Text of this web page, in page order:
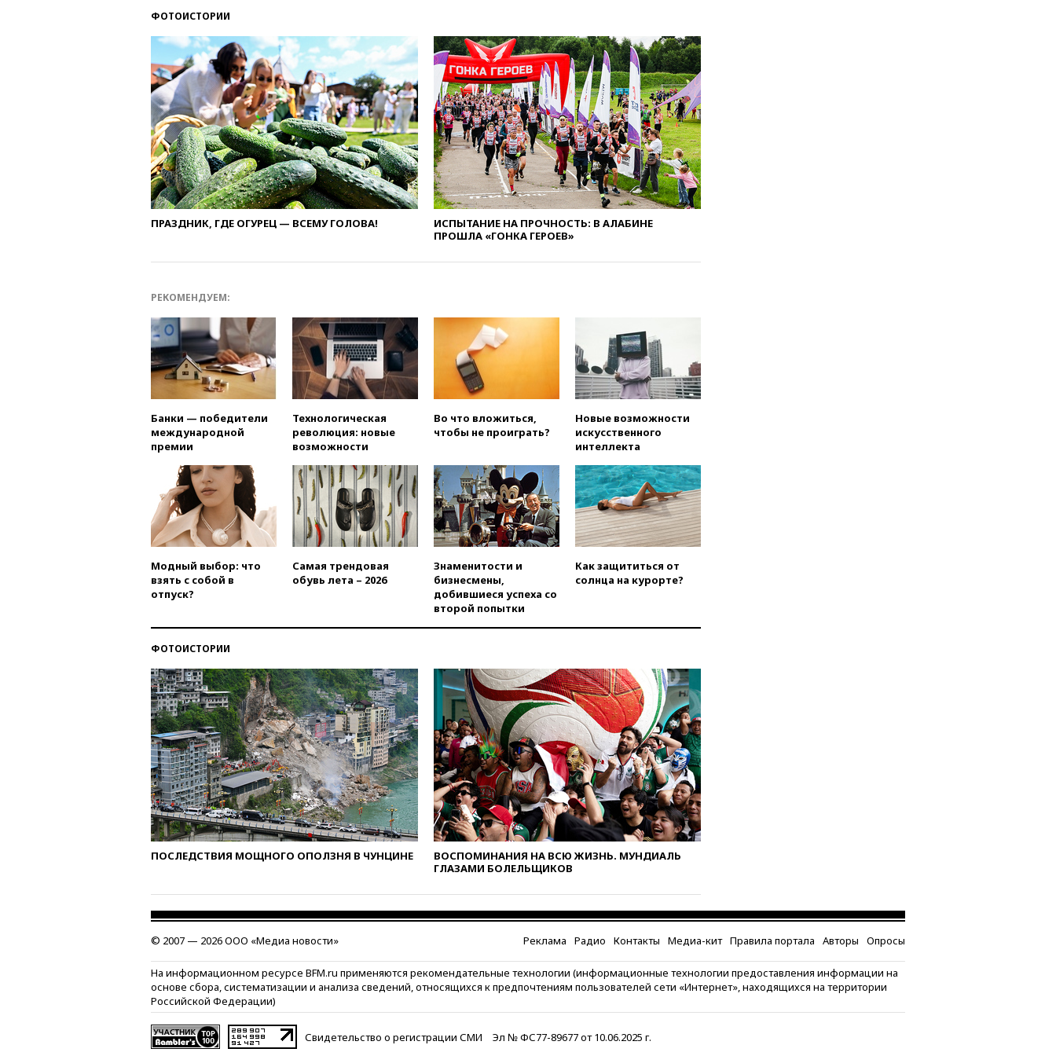
понимает сущность киевского
режима
05:10 Дом детства Нила
Армстронга впервые за 38 лет
выставили на продажу
04:00Мирошник: России стоит
быть готовой к продолжению
украинского конфликта
03:16Трамп заявил, что
предпочел бы соглашение с
02:06Лантратова: судьба
области все еще неизвестна
ресурс для Украины
Девочка с «маской
Бэтмена» показала лицо
после последней операции
вчера, 23:35Российского
арестовали в Израиле
вчера, 23:23 «Спартак»
разгромил «Оренбург» в
Кубке России
вчера, 23:00Пост Дмитриева в
X о миграционном кризисе в
Сеуте набрал миллион
просмотров
вчера, 22:49 Минпромторг:
банкротство «Кванта» не
означает прекращения
РФ
Оренбургской области
вчера, 22:22Минфин: в июле
выросли нефтегазовые
доходы российского бюджета
вчера, 22:15Аксаков: ЦБ
согласовал первый стандарт
исламского банкинга
вчера, 21:43Организаторы
«Интервидения»
подтвердили, что конкурс
пройдет в Саудовской Аравии
вчера, 21:35
искусства до 2035 года
вчера, 21:21Правительство
бензина старых
экологических классов
театральных деятелей
ФОТОИСТОРИИ
ПРАЗДНИК, ГДЕ ОГУРЕЦ — ВСЕМУ ГОЛОВА!
ИСПЫТАНИЕ НА ПРОЧНОСТЬ: В АЛАБИНЕ
ПРОШЛА «ГОНКА ГЕРОЕВ»
РЕКОМЕНДУЕМ:
Банки — победители
международной
премии
Технологическая
революция: новые
возможности
Во что вложиться,
чтобы не проиграть?
Новые возможности
искусственного
интеллекта
Модный выбор: что
взять с собой в
отпуск?
Самая трендовая
обувь лета – 2026
Знаменитости и
бизнесмены,
добившиеся успеха со
второй попытки
Как защититься от
солнца на курорте?
ФОТОИСТОРИИ
ПОСЛЕДСТВИЯ МОЩНОГО ОПОЛЗНЯ В ЧУНЦИНЕ
ВОСПОМИНАНИЯ НА ВСЮ ЖИЗНЬ. МУНДИАЛЬ
ГЛАЗАМИ БОЛЕЛЬЩИКОВ
© 2007 — 2026 ООО «Медиа новости» Реклама Радио Контакты Медиа-кит Правила портала Авторы Опросы
На информационном ресурсе BFM.ru применяются рекомендательные технологии (информационные технологии предоставления информации на
основе сбора, систематизации и анализа сведений, относящихся к предпочтениям пользователей сети «Интернет», находящихся на территории
Российской Федерации)
Свидетельство о регистрации СМИ Эл № ФС77-89677 от 10.06.2025 г.